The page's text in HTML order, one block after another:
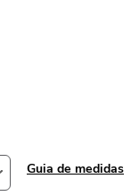
Guia de medidas